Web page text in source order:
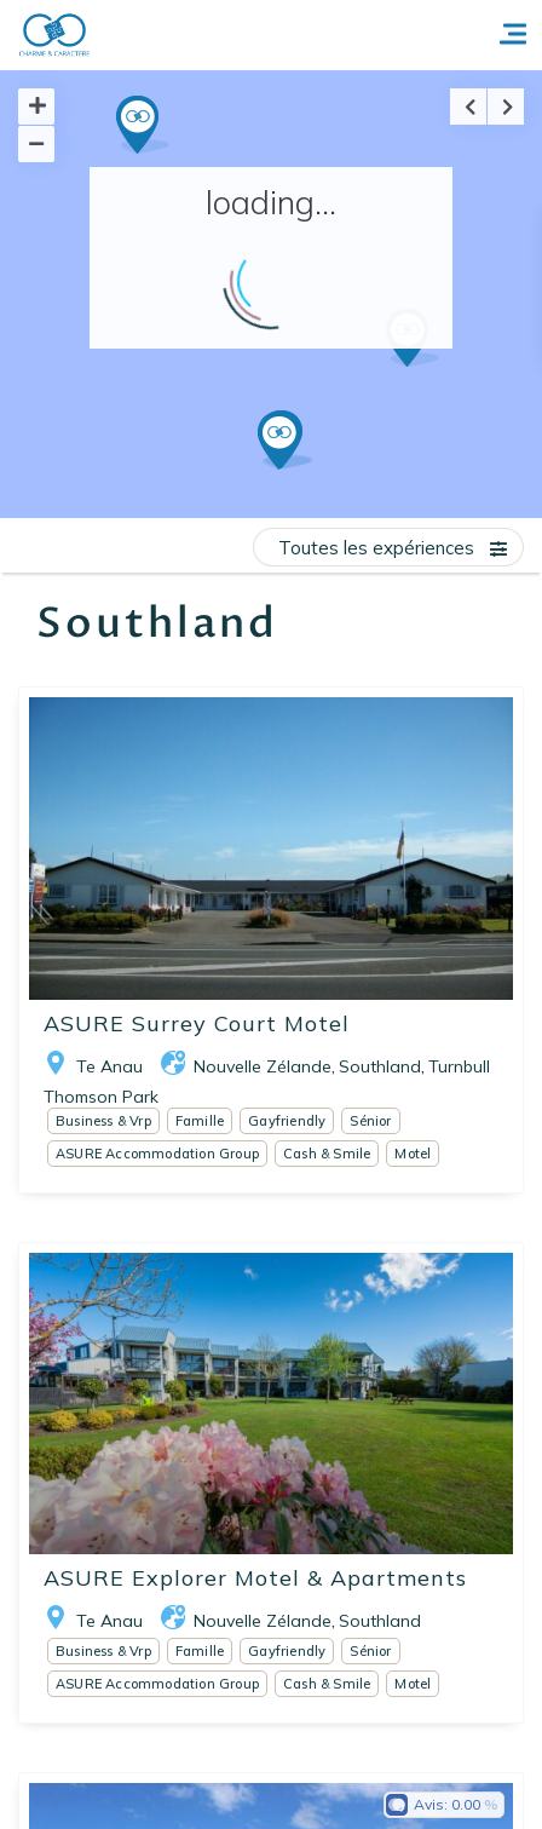
Accueil
Nos adresses en France
Notre programme de fidélité
loading...
Southland
Toutes les expériences
ASURE Surrey Court Motel
Te Anau Nouvelle Zélande Southland Turnbull
Thomson Park
Business & Vrp Famille Gayfriendly
Sénior
ASURE Accommodation Group
Cash & Smile Motel
ASURE Explorer Motel & Apartments
Te Anau Nouvelle Zélande, Southland
Business & Vrp Famille Gayfriendly
Sénior
ASURE Accommodation Group
Cash & Smile Motel
Avis: 0.00